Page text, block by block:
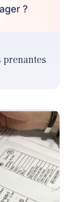
prenantes